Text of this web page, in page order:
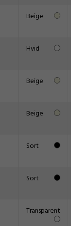
Beige
Hvid
Beige
Beige
Sort
Sort
Transparent